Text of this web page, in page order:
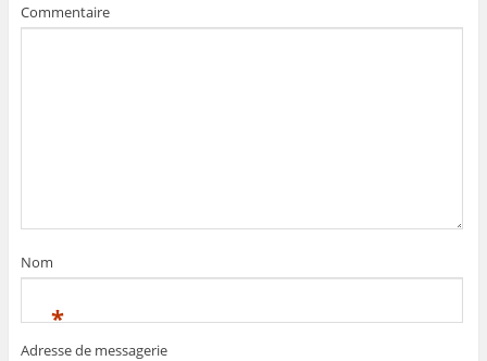
Commentaire
Nom
*
Adresse de messagerie